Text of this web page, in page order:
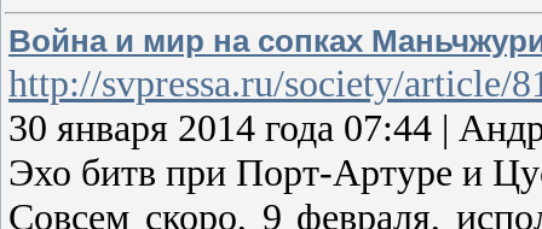
Война и мир на сопках
http://svpressa.ru/society/article/
30 января 2014 года 07:44 |
Эхо битв при Порт-Артуре и
Совсем скоро, 9 февраля,